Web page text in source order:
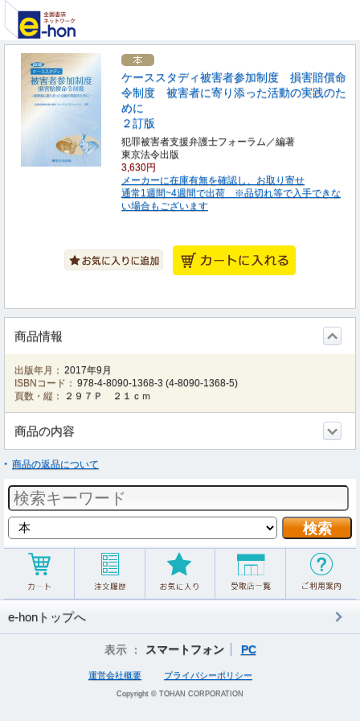
ケーススタディ被害者参加制度 損害賠償命
令制度 被害者に寄り添った活動の実践のた
めに
２訂版
犯罪被害者支援弁護士フォーラム／編著
東京法令出版
3,630円
メーカーに在庫有無を確認し、お取り寄せ
通常1週間~4週間で出荷 ※品切れ等で入手できな
い場合もございます
商品情報
出版年月： 2017年9月
ISBNコード： 978-4-8090-1368-3 (4-8090-1368-5)
頁数・縦：
２９７Ｐ ２１ｃｍ
商品の内容
商品の返品について
e-honトップへ
表示 ： スマートフォン PC
運営会社概要 プライバシーポリシー
Copyright © TOHAN CORPORATION